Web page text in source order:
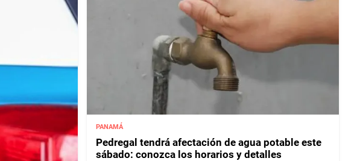
PANAMÁ
Pedregal tendrá afectación de agua potable este
sábado: conozca los horarios y detalles